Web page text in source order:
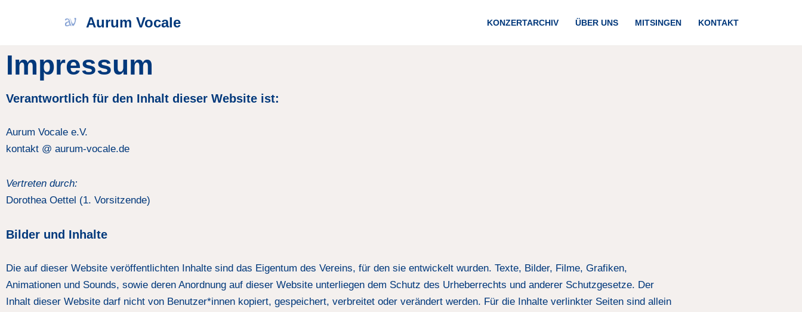
springen
Aurum Vocale KONZERTARCHIV ÜBER UNS MITSINGEN KONTAKT
Impressum
Verantwortlich für den Inhalt dieser Website ist:
Aurum Vocale e.V.
kontakt @ aurum-vocale.de
Vertreten durch:
Dorothea Oettel (1. Vorsitzende)
Bilder und Inhalte
Die auf dieser Website veröffentlichten Inhalte sind das Eigentum des Vereins, für den sie entwickelt wurden. Texte, Bilder, Filme, Grafiken,
Animationen und Sounds, sowie deren Anordnung auf dieser Website unterliegen dem Schutz des Urheberrechts und anderer Schutzgesetze. Der
Inhalt dieser Website darf nicht von Benutzer*innen kopiert, gespeichert, verbreitet oder verändert werden. Für die Inhalte verlinkter Seiten sind allein